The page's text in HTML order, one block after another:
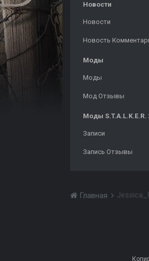
Новости
Новости
Новость
Моды
Моды
Мод Отзывы
Моды S.T.A.L.K.E.R.
Записи
Запись Отзывы
Главная